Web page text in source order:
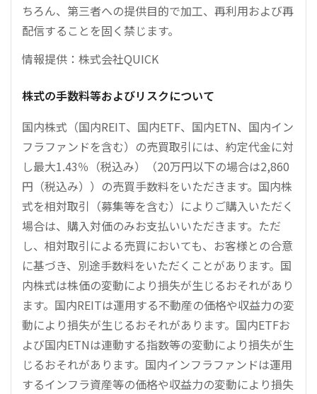
ちろん、第三者への提供目的で加工、再利用および再
配信することを固く禁じます。
情報提供：株式会社QUICK
株式の手数料等およびリスクについて
国内株式（国内REIT、国内ETF、国内ETN、国内イン
フラファンドを含む）の売買取引には、約定代金に対
し最大1.43％（税込み）（20万円以下の場合は2,860
円（税込み））の売買手数料をいただきます。国内株
式を相対取引（募集等を含む）によりご購入いただく
場合は、購入対価のみお支払いいただきます。ただ
し、相対取引による売買においても、お客様との合意
に基づき、別途手数料をいただくことがあります。国
内株式は株価の変動により損失が生じるおそれがあり
ます。国内REITは運用する不動産の価格や収益力の変
動により損失が生じるおそれがあります。国内ETFお
よび国内ETNは連動する指数等の変動により損失が生
じるおそれがあります。国内インフラファンドは運用
するインフラ資産等の価格や収益力の変動により損失